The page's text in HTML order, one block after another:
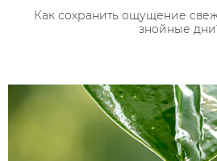
Как сохранить ощущение
знойные